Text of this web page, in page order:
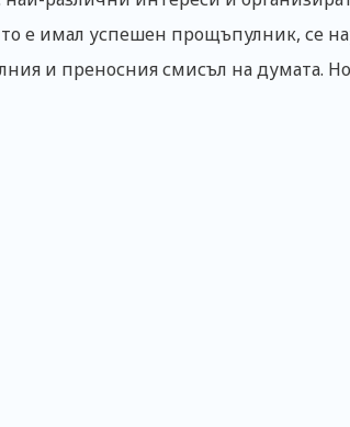
е имал успешен прощъпулник, се
и преносния смисъл на думата.